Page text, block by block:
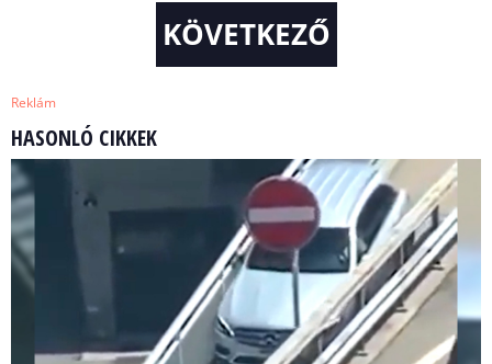
KÖVETKEZŐ
Reklám
HASONLÓ CIKKEK